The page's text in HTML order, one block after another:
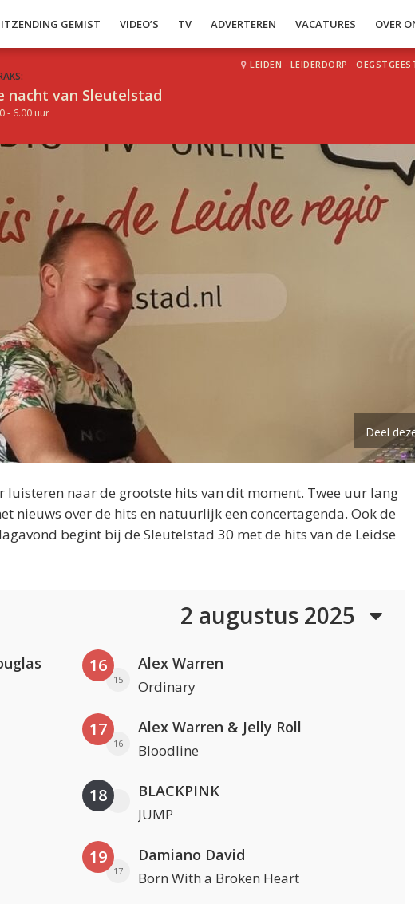
GEMIST VIDEO’S TV ADVERTEREN VACATURES OVER
nacht van Sleutelstad
- 6.00 uur
LEIDEN · LEIDERDORP ·
Deel
naar de grootste hits van dit moment. Twee uur lang
nieuws over de hits en natuurlijk een concertagenda. Ook de
begint bij de Sleutelstad 30 met de hits van de Leidse
2 augustus 2025
16
15
Alex Warren
Ordinary
17
16
Alex Warren & Jelly Roll
Bloodline
18 BLACKPINK
JUMP
19
17
Damiano David
Born With a Broken Heart